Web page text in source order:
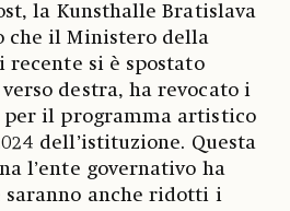
la Kunsthalle Bratislava
che il Ministero della
recente si è spostato
destra, ha revocato i
il programma artistico
dell’istituzione. Questa
l’ente governativo ha
saranno anche ridotti i